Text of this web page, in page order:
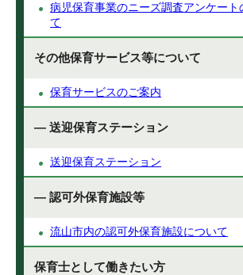
病児保育事業のニーズ調査アンケート
て
その他保育サービス等について
保育サービスのご案内
— 送迎保育ステーション
送迎保育ステーション
— 認可外保育施設等
流山市内の認可外保育施設について
保育士として働きたい方